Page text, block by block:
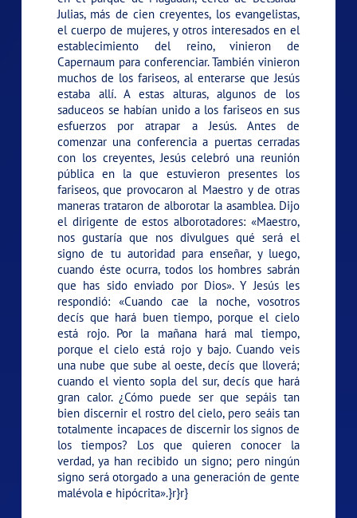
Julias, más de cien creyentes, los evangelistas,
el cuerpo de mujeres, y otros interesados en el
establecimiento del reino, vinieron de
Capernaum para conferenciar. También vinieron
muchos de los fariseos, al enterarse que Jesús
estaba allí. A estas alturas, algunos de los
saduceos se habían unido a los fariseos en sus
esfuerzos por atrapar a Jesús. Antes de
comenzar una conferencia a puertas cerradas
con los creyentes, Jesús celebró una reunión
pública en la que estuvieron presentes los
fariseos, que provocaron al Maestro y de otras
maneras trataron de alborotar la asamblea. Dijo
el dirigente de estos alborotadores: «Maestro,
nos gustaría que nos divulgues qué será el
signo de tu autoridad para enseñar, y luego,
cuando éste ocurra, todos los hombres sabrán
que has sido enviado por Dios». Y Jesús les
respondió:«Cuando cae la noche, vosotros
decís que hará buen tiempo, porque el cielo
está rojo. Por la mañana hará mal tiempo,
porque el cielo está rojo y bajo. Cuando veis
una nube que sube al oeste, decís que lloverá;
cuando el viento sopla del sur, decís que hará
gran calor. ¿Cómo puede ser que sepáis tan
bien discernir el rostro del cielo, pero seáis tan
totalmente incapaces de discernir los signos de
los tiempos? Los que quieren conocer la
verdad, ya han recibido un signo; pero ningún
signo será otorgado a una generación de gente
malévola e hipócrita».}r}r}